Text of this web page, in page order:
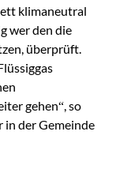
klimaneutral
wer den die
überprüft.
gehen“, so
der Gemeinde